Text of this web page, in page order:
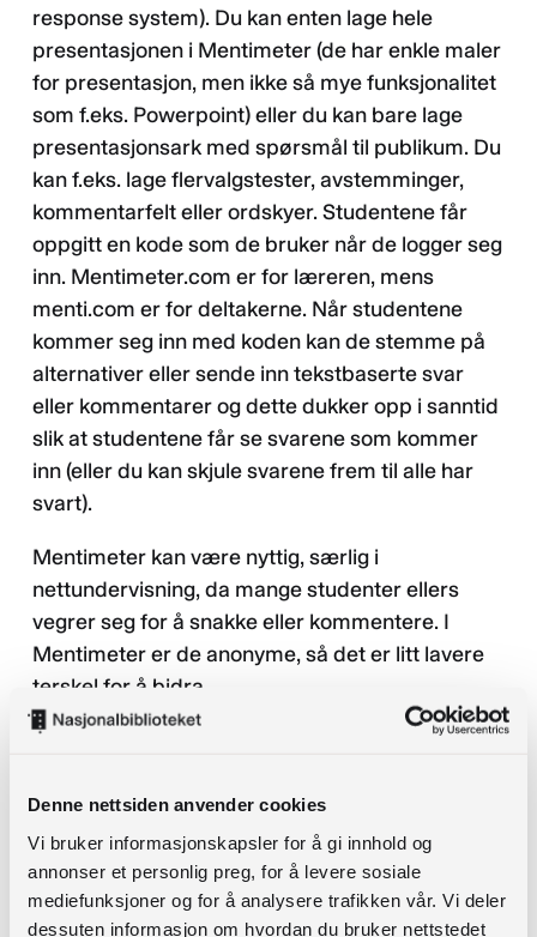
Denne nettsiden anvender cookies
Vi bruker informasjonskapsler for å gi innhold og
annonser et personlig preg, for å levere sosiale
mediefunksjoner og for å analysere trafikken vår. Vi deler
dessuten informasjon om hvordan du bruker nettstedet
response system). Du kan enten lage hele
presentasjonen i Mentimeter (de har enkle maler
for presentasjon, men ikke så mye funksjonalitet
som f.eks. Powerpoint) eller du kan bare lage
presentasjonsark med spørsmål til publikum. Du
kan f.eks. lage flervalgstester, avstemminger,
kommentarfelt eller ordskyer. Studentene får
oppgitt en kode som de bruker når de logger seg
inn. Mentimeter.com er for læreren, mens
menti.com er for deltakerne. Når studentene
kommer seg inn med koden kan de stemme på
alternativer eller sende inn tekstbaserte svar
eller kommentarer og dette dukker opp i sanntid
slik at studentene får se svarene som kommer
inn (eller du kan skjule svarene frem til alle har
svart).
Mentimeter kan være nyttig, særlig i
nettundervisning, da mange studenter ellers
vegrer seg for å snakke eller kommentere. I
Mentimeter er de anonyme, så det er litt lavere
terskel for å bidra.